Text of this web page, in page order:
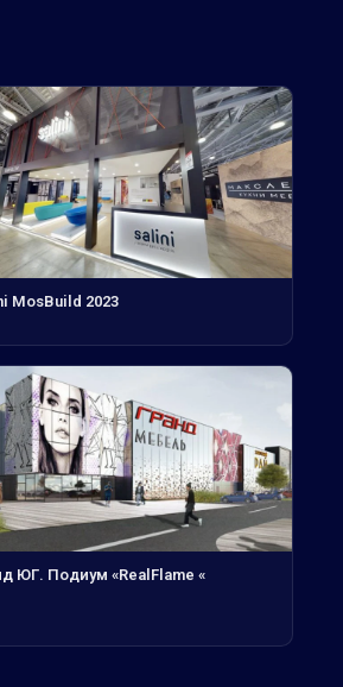
MosBuild 2023
ЮГ. Подиум «RealFlame «